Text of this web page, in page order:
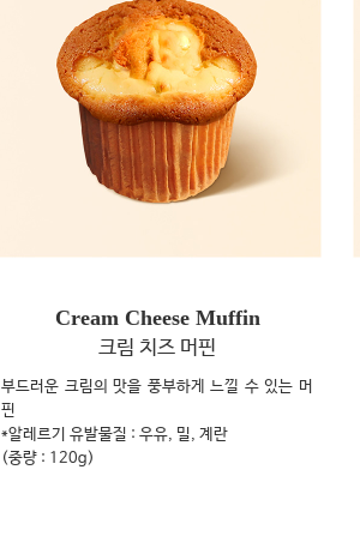
Cream Cheese Muffin
크림 치즈 머핀
부드러운 크림의 맛을 풍부하게 느낄 수 있는 머
핀
*알레르기 유발물질 : 우유, 밀, 계란
(중량 : 120g)